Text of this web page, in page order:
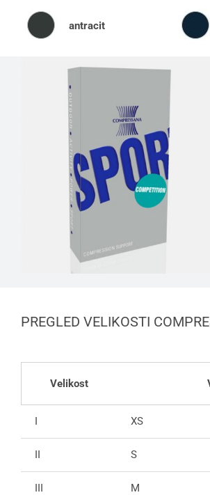
antracit
PREGLED VELIKOSTI
Velikost
I XS
II S
III M